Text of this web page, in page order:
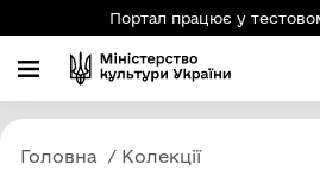
Портал працює у
Головна Колекції